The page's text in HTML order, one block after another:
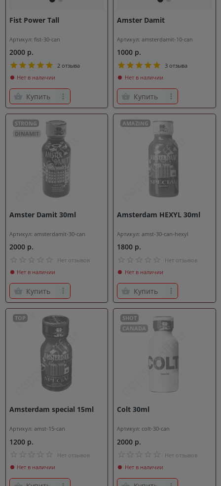
Fist Power Tall
Артикул: fist-30-can
2000 р.
2 отзыва
Нет в наличии
Купить
Amster Damit
Артикул: amsterdamit-10-can
1000 р.
3 отзыва
Нет в наличии
Купить
STRONG
DINAMIT
Amster Damit 30ml
Артикул: amsterdamit-30-can
2000 р.
Нет отзывов
Нет в наличии
Купить
AMAZING
Amsterdam HEXYL 30ml
Артикул: amst-30-can-hexyl
1800 р.
Нет отзывов
Нет в наличии
Купить
TOP
Amsterdam special 15ml
Артикул: amst-15-can
1200 р.
Нет отзывов
Нет в наличии
SHOT
CANADA
Colt 30ml
Артикул: colt-30-can
2000 р.
Нет отзывов
Нет в наличии